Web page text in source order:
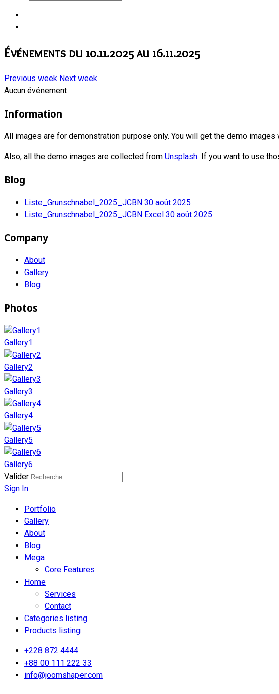
Événements du 10.11.2025 au 16.11.2025
Previous week Next week
Aucun événement
Information
All images are for demonstration purpose only. You will get the demo images
Also, all the demo images are collected from Unsplash. If you want to use
Blog
Liste_Grunschnabel_2025_JCBN 30 août 2025
Liste_Grunschnabel_2025_JCBN Excel 30 août 2025
Company
About
Gallery
Blog
Photos
Gallery1
Gallery2
Gallery3
Gallery4
Gallery5
Gallery6
Valider
Sign In
Portfolio
Gallery
About
Blog
Mega
Core Features
Home
Services
Contact
Categories listing
Products listing
+228 872 4444
+88 00 111 222 33
info@joomshaper.com